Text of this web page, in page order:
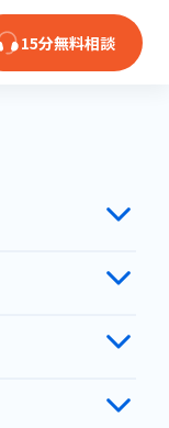
15分無料相談